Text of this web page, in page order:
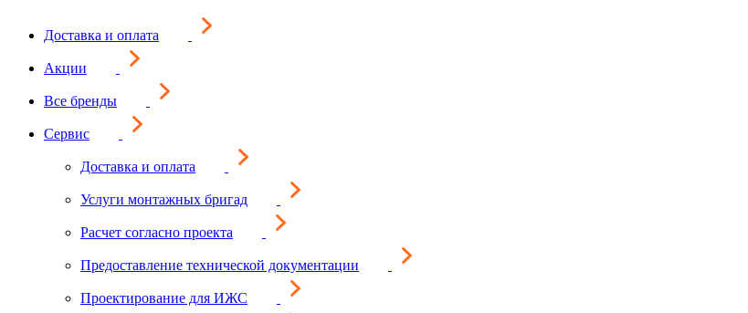
Доставка и оплата
Акции
Все бренды
Сервис
Доставка и оплата
Услуги монтажных бригад
Расчет согласно проекта
Предоставление технической документации
Проектирование для ИЖС